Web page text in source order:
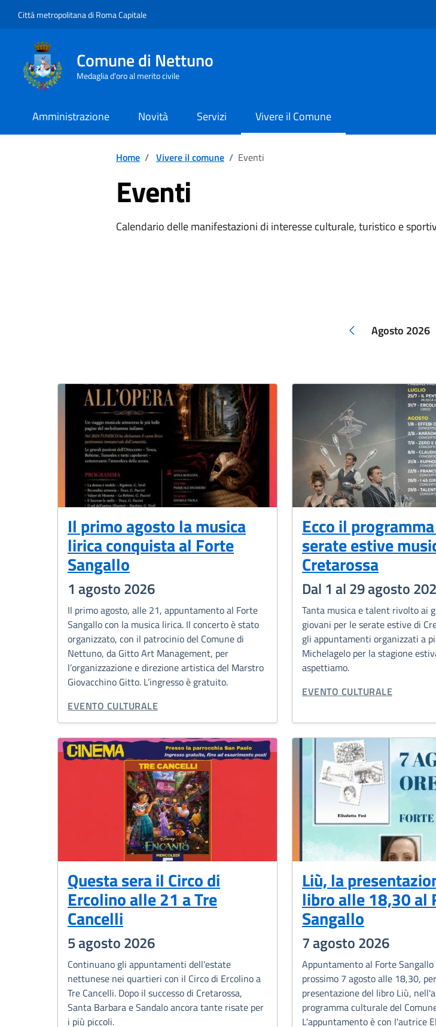
Città metropolitana di Roma Capitale
Comune di Nettuno
Medaglia d'oro al merito civile
Amministrazione Novità Servizi Vivere il Comune
Home / Vivere il comune / Eventi
Eventi
Calendario delle manifestazioni di interesse culturale, turistico e
Mese precedente
Agosto 2026
Il primo agosto la musica
lirica conquista al Forte
Sangallo
1 agosto 2026
Il primo agosto, alle 21, appuntamento al Forte
Sangallo con la musica lirica. Il concerto è stato
organizzato, con il patrocinio del Comune di
Nettuno, da Gitto Art Management, per
l’organizzazione e direzione artistica del Marstro
Giovacchino Gitto. L’ingresso è gratuito.
CATEGORIA CORRELATA:
EVENTO CULTURALE
Ecco il
serate estive
Cretarossa
Dal 1 al 29 agosto
Tanta musica e talent rivolto ai
giovani per le serate estive di
gli appuntamenti organizzati a
Michelagelo per la stagione
aspettiamo.
CATEGORIA CORRELATA:
EVENTO CULTURALE
Questa sera il Circo di
Ercolino alle 21 a Tre
Cancelli
5 agosto 2026
Continuano gli appuntamenti dell'estate
nettunese nei quartieri con il Circo di Ercolino a
Tre Cancelli. Dopo il successo di Cretarossa,
Santa Barbara e Sandalo ancora tante risate per
i più piccoli.
Liù, la
libro alle 18,30 al
Sangallo
7 agosto 2026
Appuntamento al Forte
prossimo 7 agosto alle 18,30,
presentazione del libro Liù,
programma culturale del
L'appuntamento è con l'autrice